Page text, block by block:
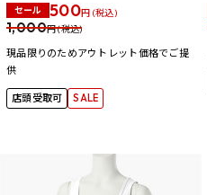
セール 500円 (税込)
1,000円 (税込)
現品限りのためアウトレット価格でご提
供
店頭受取可 SALE